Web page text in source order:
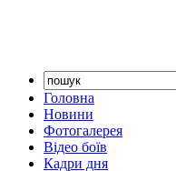
Головна
Новини
Фотогалерея
Відео боїв
Кадри дня